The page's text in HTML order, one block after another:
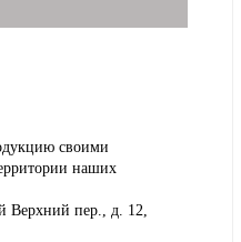
своими
наших
Верхний пер., д. 12,